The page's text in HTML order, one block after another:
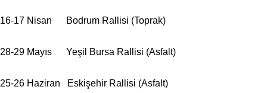
16-17 Nisan Bodrum Rallisi (Toprak)
28-29 Mayıs Yeşil Bursa Rallisi (Asfalt)
25-26 Haziran Eskişehir Rallisi (Asfalt)